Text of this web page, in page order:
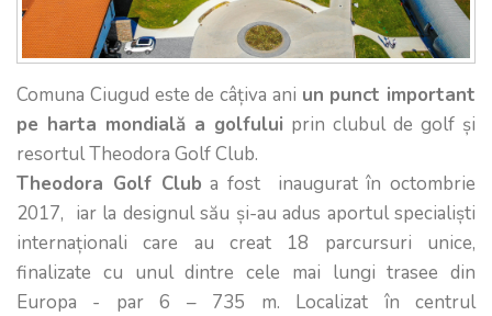
Comuna Ciugud este de câțiva ani un punct important
pe harta mondială a golfului prin clubul de golf și
resortul Theodora Golf Club.
Theodora Golf Club a fost inaugurat în octombrie
2017, iar la designul său și-au adus aportul specialiști
internaționali care au creat 18 parcursuri unice,
finalizate cu unul dintre cele mai lungi trasee din
Europa - par 6 – 735 m. Localizat în centrul